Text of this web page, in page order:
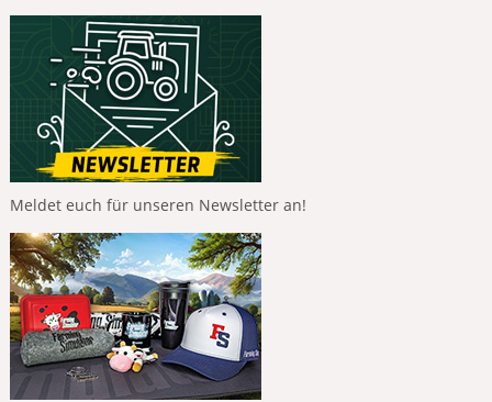
Meldet euch für unseren Newsletter an!